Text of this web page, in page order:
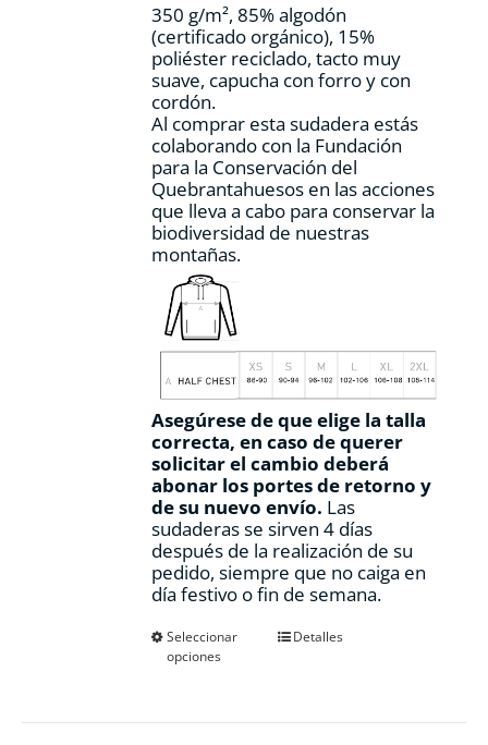
página
de
producto
350 g/m², 85% algodón
(certificado orgánico), 15%
poliéster reciclado, tacto muy
suave, capucha con forro y con
cordón.
Al comprar esta sudadera estás
colaborando con la Fundación
para la Conservación del
Quebrantahuesos en las acciones
que lleva a cabo para conservar la
biodiversidad de nuestras
montañas.
Asegúrese de que elige la talla
correcta, en caso de querer
solicitar el cambio deberá
abonar los portes de retorno y
de su nuevo envío. Las
sudaderas se sirven 4 días
después de la realización de su
pedido, siempre que no caiga en
día festivo o fin de semana.
Seleccionar
opciones
EsteDetalles